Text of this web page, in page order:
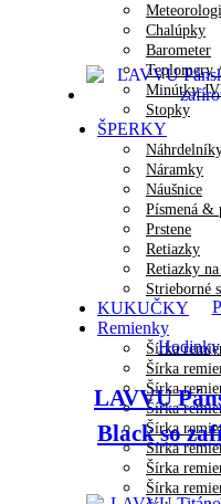
Chalúpky
Barometer
Teplomery
Minútky
Stopky
ŠPERKY
Náramky
Náušnice
Písmená &
Prstene
Retiazky
Retiazky
Strieborné
KUKUČKY
Remienky
Šírka
Šírka
Šírka
Šírka
Šírka
Šírka
Šírka
Šírka
Hodinky
LAVVU
Black so